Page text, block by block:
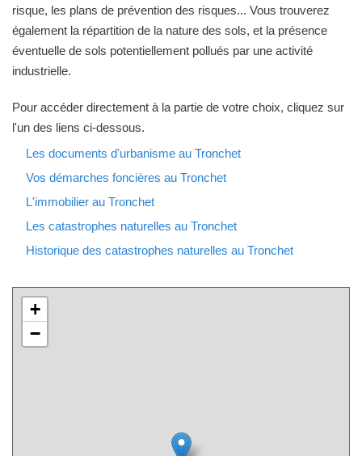
risque, les plans de prévention des risques... Vous trouverez
également la répartition de la nature des sols, et la présence
éventuelle de sols potentiellement pollués par une activité
industrielle.
Pour accéder directement à la partie de votre choix, cliquez sur
l'un des liens ci-dessous.
Les documents d'urbanisme au Tronchet
Vos démarches foncières au Tronchet
L'immobilier au Tronchet
Les catastrophes naturelles au Tronchet
Historique des catastrophes naturelles au Tronchet
+
−